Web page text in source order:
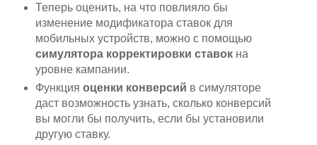
Теперь оценить, на что повлияло бы
изменение модификатора ставок для
мобильных устройств, можно с помощью
симулятора корректировки ставокна
уровне кампании.
Функция оценки конверсий в симуляторе
даст возможность узнать, сколько конверсий
вы могли бы получить, если бы установили
другую ставку.